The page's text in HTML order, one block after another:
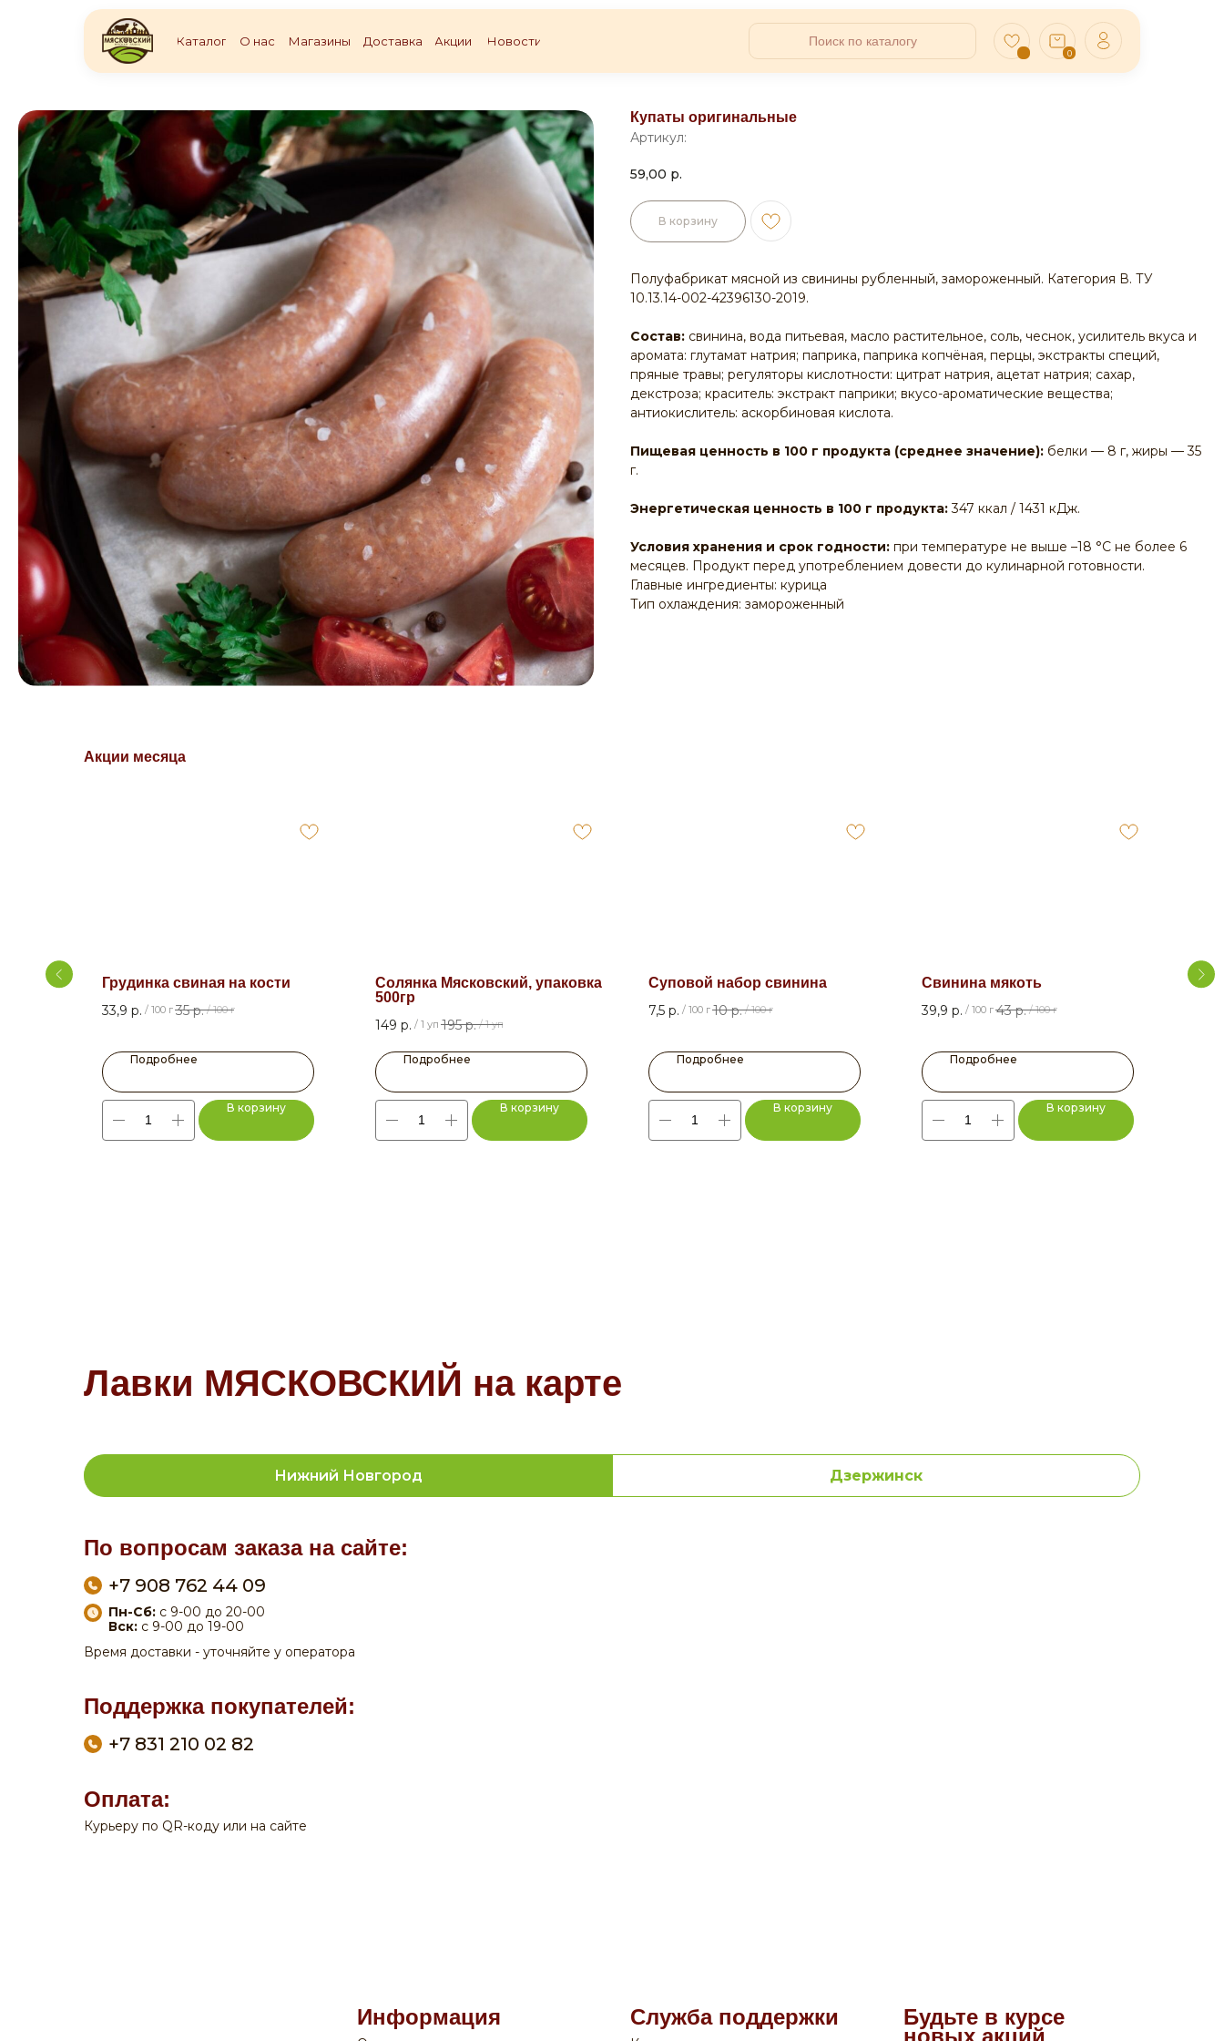
Новости
Акции
Доставка
Магазины
О нас
Каталог
0
Купаты оригинальные
Артикул:
59,00 р.
В корзину
Полуфабрикат мясной из свинины рубленный, замороженный. Категория В. ТУ
10.13.14-002-42396130-2019.
Состав: свинина, вода питьевая, масло растительное, соль, чеснок, усилитель вкуса и
аромата: глутамат натрия; паприка, паприка копчёная, перцы, экстракты специй,
пряные травы; регуляторы кислотности: цитрат натрия, ацетат натрия; сахар,
декстроза; краситель: экстракт паприки; вкусо-ароматические вещества;
антиокислитель: аскорбиновая кислота.
Пищевая ценность в 100 г продукта (среднее значение): белки — 8 г, жиры — 35
г.
Энергетическая ценность в 100 г продукта:347 ккал / 1431 кДж.
Условия хранения и срок годности: при температуре не выше –18 °С не более 6
месяцев. Продукт перед употреблением довести до кулинарной готовности.
Главные ингредиенты: курица
Тип охлаждения: замороженный
Акции месяца
Грудинка свиная на кости
33,9 р. / 100 г 35 р. / 100 г
Подробнее
В корзину
Солянка Мясковский, упаковка
500гр
149 р. / 1 уп 195 р. / 1 уп
Подробнее
В корзину
Суповой набор свинина
7,5 р. / 100 г 10 р. / 100 г
Подробнее
В корзину
Свинина мякоть
39,9 р. / 100 г 43 р. / 100 г
Подробнее
В корзину
Лавки МЯСКОВСКИЙ на карте
Нижний Новгород Дзержинск
+7 908 762 44 09
+7 831 210 02 82
Пн-Сб: с 9-00 до 20-00
Вск: с 9-00 до 19-00
Время доставки - уточняйте у оператора
Курьеру по QR-коду или на сайте
По вопросам заказа на сайте:
Оплата:
Поддержка покупателей:
Информация Служба поддержки Будьте в курсе
новых акций